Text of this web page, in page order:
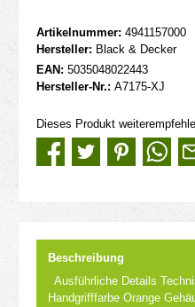
Artikelnummer: 4941157000
Hersteller: Black & Decker
EAN: 5035048022443
Hersteller-Nr.: A7175-XJ
Dieses Produkt
Beschreibung
Ausführliche Details
Handgrifffarbe Orange